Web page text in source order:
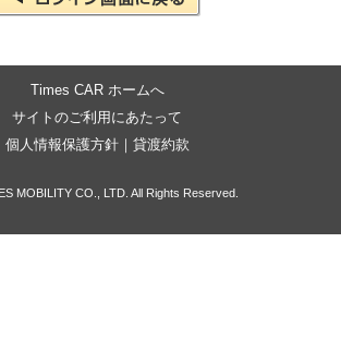
Times CAR ホームへ
サイトのご利用にあたって
個人情報保護方針｜ 貸渡約款
MOBILITY CO., LTD. All Rights Reserved.